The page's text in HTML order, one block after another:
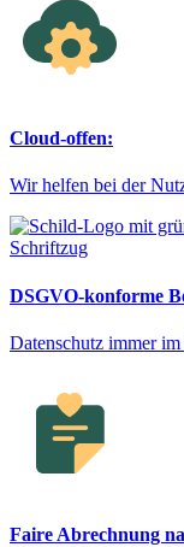
Cloud-offen:
Wir helfen bei der
DSGVO-konforme
Datenschutz immer
Faire Abrechnung